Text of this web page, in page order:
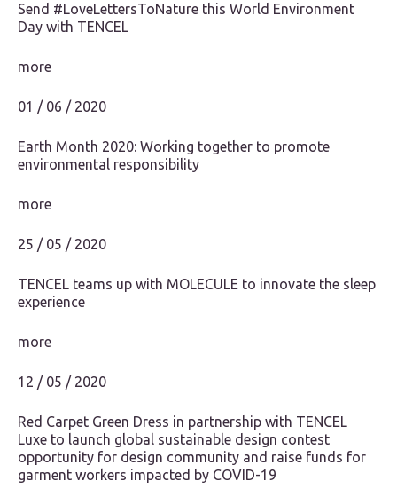
Send #LoveLettersToNature this World Environment
Day with TENCEL️
more
01 / 06 / 2020
Earth Month 2020: Working together to promote
environmental responsibility
more
25 / 05 / 2020
TENCEL teams up with MOLECULE to innovate the sleep
experience
more
12 / 05 / 2020
Red Carpet Green Dress in partnership with TENCEL
Luxe to launch global sustainable design contest
opportunity for design community and raise funds for
garment workers impacted by COVID-19